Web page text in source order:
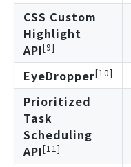
CSS Custom
Highlight
API[9]
EyeDropper[10]
Prioritized
Task
Scheduling
API[11]